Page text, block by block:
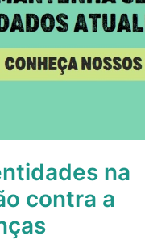
na
contra a